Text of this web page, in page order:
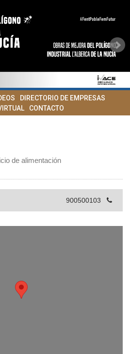
DIRECTORIO DE EMPRESAS
CONTACTO
de alimentación
900500103